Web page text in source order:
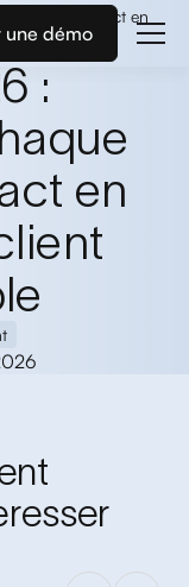
une démo
point de contact en
:
en